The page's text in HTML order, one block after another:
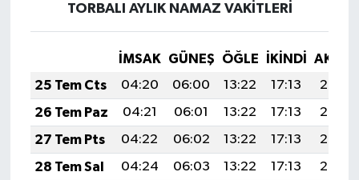
TORBALI AYLIK NAMAZ VAKITLERI
İMSAK GÜNEŞ ÖĞLE İKINDI
25 Tem Cts
04:20 06:00 13:22 17:13
20:34
26 Tem Paz
04:21 06:01 13:22 17:13
20:33
27 Tem Pts
04:22 06:02 13:22 17:13
20:33
28 Tem Sal
04:24 06:03 13:22 17:13
20:32